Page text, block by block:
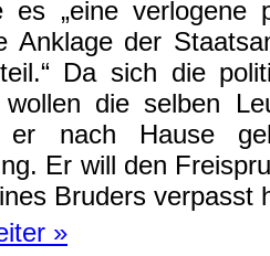
„eine verlogene
Anklage der
Da sich die
die selben
er nach Hause
Er will den
Bruders verpasst
»